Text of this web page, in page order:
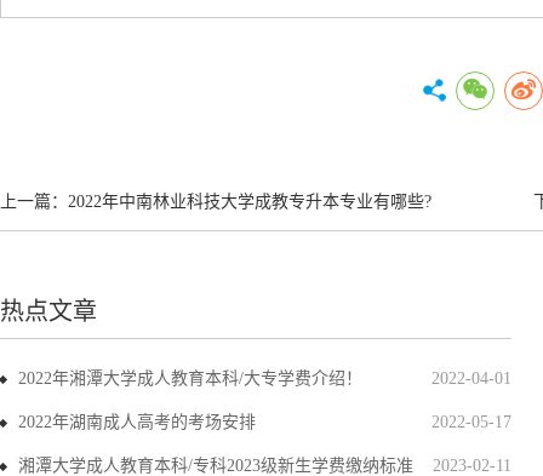
上一篇： 2022年中南林业科技大学成教专升本专业有哪些?
热点文章
2022-04-01
2022年湘潭大学成人教育本科/大专学费介绍！
2022-05-17
2022年湖南成人高考的考场安排
2023-02-11
湘潭大学成人教育本科/专科2023级新生学费缴纳标准